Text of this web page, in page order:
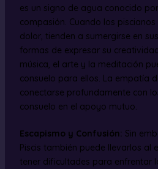
es un signo de agua conocido
compasión. Cuando los
dolor, tienden a sumergirse en
formas de expresar su
música, el arte y la meditación
consuelo para ellos. La empatía
conectarse profundamente con
consuelo en el apoyo mutuo.
Escapismo y Confusión: Sin
Piscis también puede llevarlos al
tener dificultades para enfrentar